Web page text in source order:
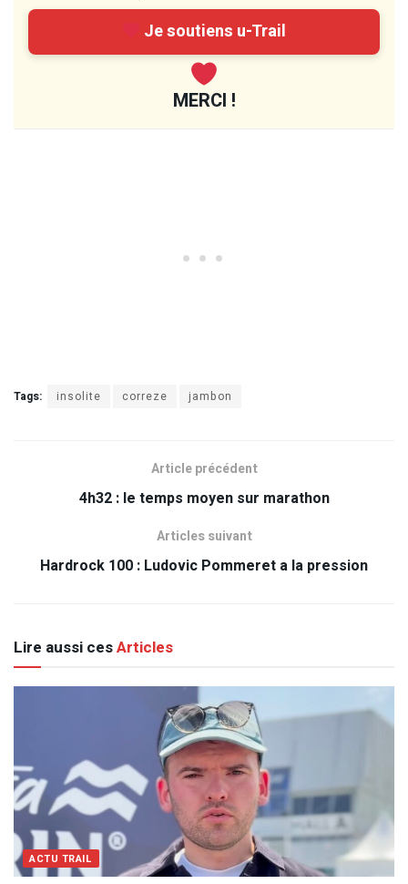
Je soutiens u-Trail
MERCI !
Tags: insolite correze jambon
Article précédent
4h32 : le temps moyen sur marathon
Articles suivant
Hardrock 100 : Ludovic Pommeret a la pression
Lire aussi cesArticles
ACTU TRAIL